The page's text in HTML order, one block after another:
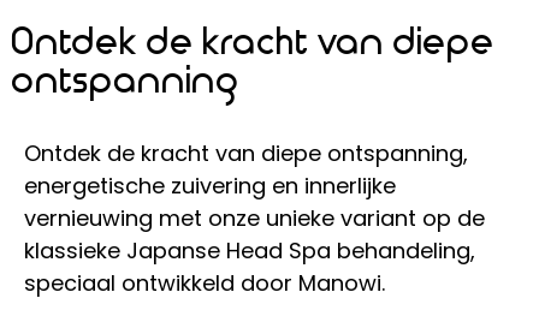
Ontdek de kracht van diepe
ontspanning
Ontdek de kracht van diepe ontspanning,
energetische zuivering en innerlijke
vernieuwing met onze unieke variant op de
klassieke Japanse Head Spa behandeling,
speciaal ontwikkeld door Manowi.